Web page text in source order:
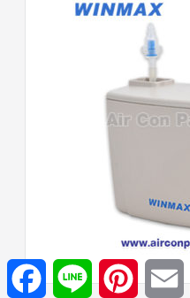
Facebook Line Pinterest